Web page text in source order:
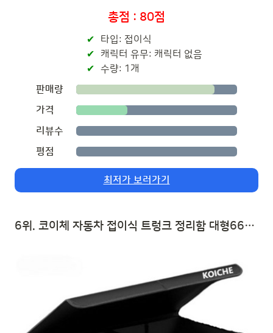
총점 : 80점
타입: 접이식
캐릭터 유무: 캐릭터 없음
수량: 1개
판매량
가격
리뷰수
평점
최저가 보러가기
6위. 코이체 자동차 접이식 트렁크 정리함 대형66L, 블랙 | 자동차 트렁크 수납함